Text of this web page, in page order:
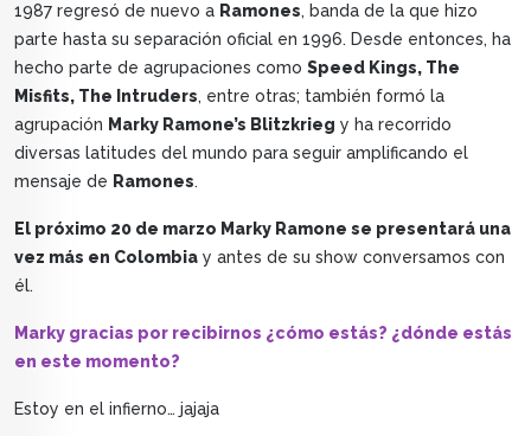
1987 regresó de nuevo a Ramones, banda de la que hizo
parte hasta su separación oficial en 1996. Desde entonces, ha
hecho parte de agrupaciones como Speed Kings, The
Misfits, The Intruders, entre otras; también formó la
agrupación Marky Ramone’s Blitzkrieg y ha recorrido
diversas latitudes del mundo para seguir amplificando el
mensaje de Ramones.
El próximo 20 de marzo Marky Ramone se presentará una
vez más en Colombia y antes de su show conversamos con
él.
Marky gracias por recibirnos ¿cómo estás? ¿dónde estás
en este momento?
Estoy en el infierno… jajaja